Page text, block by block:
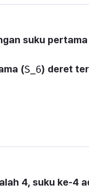
suku pertama
(​S_6​) deret
4, suku ke-4